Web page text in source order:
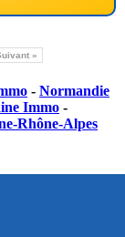
»
- Normandie
Immo -
Rhône-Alpes